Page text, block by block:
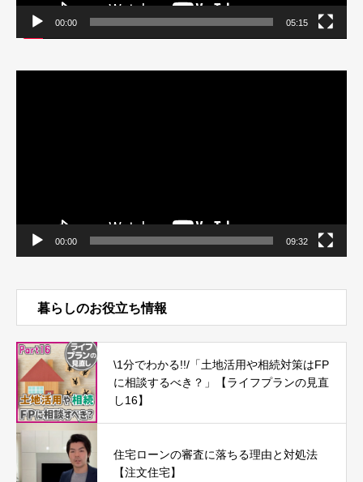
00:00 05:15
00:00 09:32
暮らしのお役立ち情報
\1分でわかる!!/「土地活用や相続対策はFP
に相談するべき？」【ライフプランの見直
し16】
住宅ローンの審査に落ちる理由と対処法
【注文住宅】